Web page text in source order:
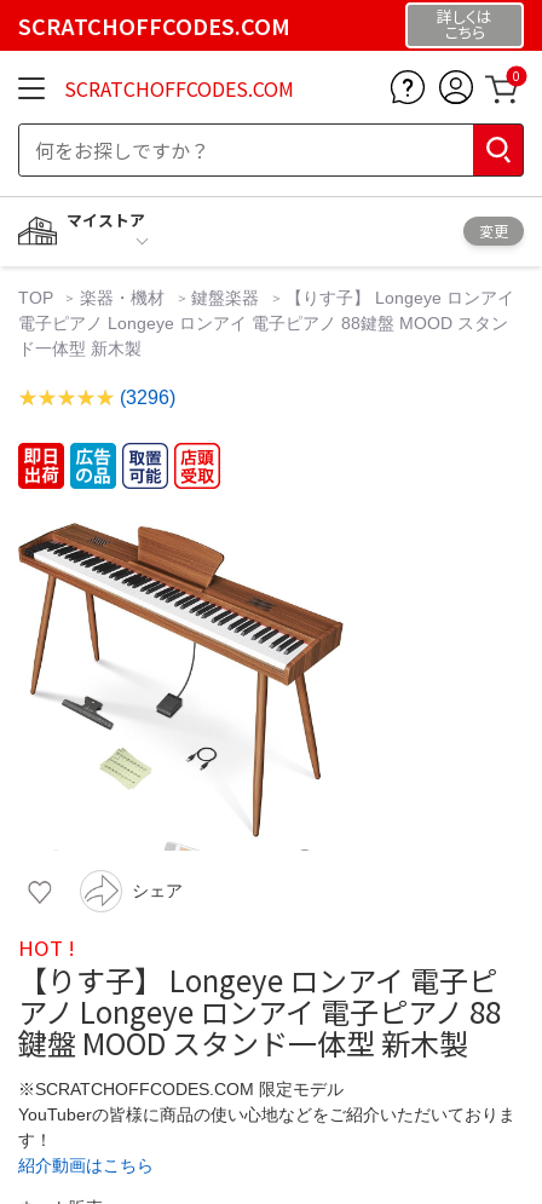
SCRATCHOFFCODES.COM 詳しくは
こちら
SCRATCHOFFCODES.COM 0
マイストア
変更
TOP 楽器・機材 鍵盤楽器
【りす子】 Longeye ロンアイ
電子ピアノ Longeye ロンアイ 電子ピアノ 88鍵盤 MOOD スタン
ド一体型 新木製
(3296)
シェア
HOT !
【りす子】 Longeye ロンアイ 電子ピ
アノ Longeye ロンアイ 電子ピアノ 88
鍵盤 MOOD スタンド一体型 新木製
※SCRATCHOFFCODES.COM 限定モデル
YouTuberの皆様に商品の使い心地などをご紹介いただいておりま
す！
紹介動画はこちら